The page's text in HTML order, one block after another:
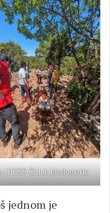
HGSS Čitluk Međugorje
jednom je